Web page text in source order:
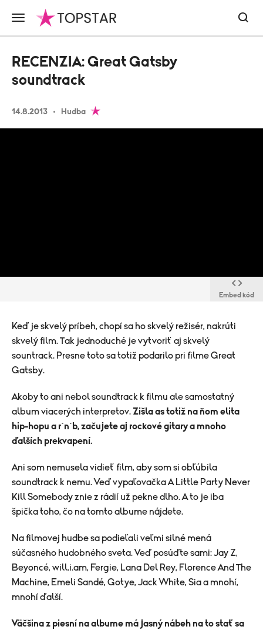
14.8.2013 Hudba
RECENZIA: Great Gatsby
soundtrack
Embed kód
Keď je skvelý príbeh, chopí sa ho skvelý režisér, nakrúti
skvelý film. Tak jednoduché je vytvoriť aj skvelý
sountrack. Presne toto sa totiž podarilo pri filme Great
Gatsby.
Akoby to ani nebol soundtrack k filmu ale samostatný
album viacerých interpretov. Zišla as totiž na ňom elita
hip-hopu a r´n´b, začujete aj rockové gitary a mnoho
ďalších prekvapení.
Ani som nemusela vidieť film, aby som si obľúbila
soundtrack k nemu. Veď vypaľovačka A Little Party Never
Kill Somebody znie z rádií už pekne dlho. A to je iba
špička toho, čo na tomto albume nájdete.
Na filmovej hudbe sa podieľali veľmi silné mená
súčasného hudobného sveta. Veď posúďte sami: Jay Z,
Beyoncé, will.i.am, Fergie, Lana Del Rey, Florence And The
Machine, Emeli Sandé, Gotye, Jack White, Sia a mnohí,
mnohí ďalší.
Väčšina z piesní na albume má jasný nábeh na to stať sa